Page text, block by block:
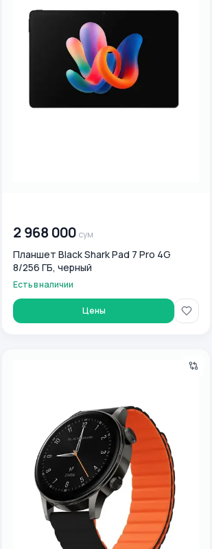
2 968 000 сум
Планшет Black Shark Pad 7 Pro 4G
8/256 ГБ, черный
Есть в наличии
Цены